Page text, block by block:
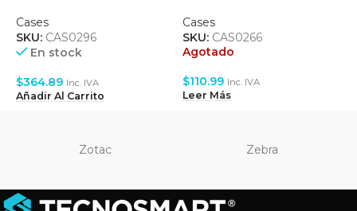
Cases
SKU: CAS0296
En stock
$364.89 Inc. IVA
Añadir Al Carrito
Cases
SKU: CAS0266
Agotado
$110.99 Inc. IVA
Leer Más
Zotac Zebra